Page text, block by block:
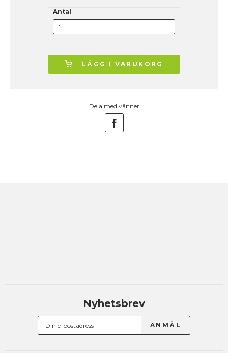
Antal
LÄGG I VARUKORG
Dela med vänner
Nyhetsbrev